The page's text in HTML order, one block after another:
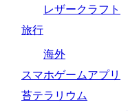
レザークラフト
旅行
海外
スマホゲームアプリ
苔テラリウム